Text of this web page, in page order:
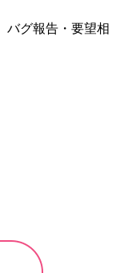
バグ報告・要望相